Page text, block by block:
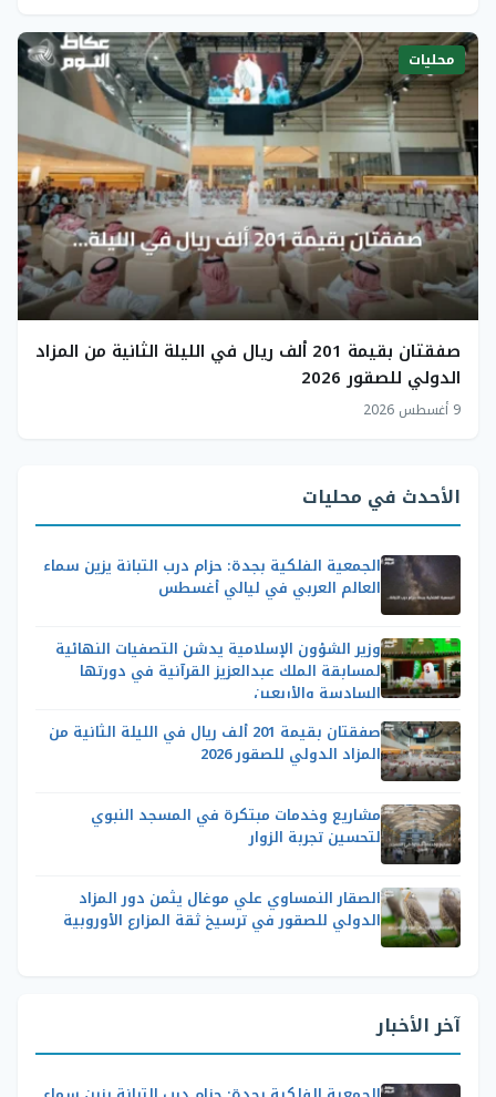
محليات
صفقتان بقيمة 201 ألف ريال في الليلة الثانية من المزاد
الدولي للصقور 2026
9 أغسطس 2026
الأحدث في محليات
الجمعية الفلكية بجدة: حزام درب التبانة يزين سماء
العالم العربي في ليالي أغسطس
وزير الشؤون الإسلامية يدشن التصفيات النهائية
لمسابقة الملك عبدالعزيز القرآنية في دورتها
السادسة والأربعين
صفقتان بقيمة 201 ألف ريال في الليلة الثانية من
المزاد الدولي للصقور 2026
مشاريع وخدمات مبتكرة في المسجد النبوي
لتحسين تجربة الزوار
الصقار النمساوي علي موغال يثمن دور المزاد
الدولي للصقور في ترسيخ ثقة المزارع الأوروبية
آخر الأخبار